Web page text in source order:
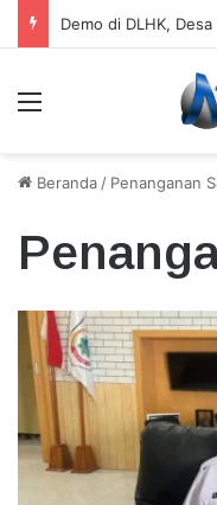
Menu
Beranda / Penanganan